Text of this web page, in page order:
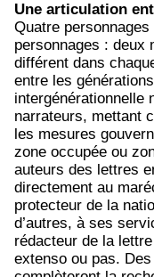
Une articulation
Quatre personnages
personnages : deux
différent dans
entre les
intergénérationnelle
narrateurs, mettant
les mesures
zone occupée ou
auteurs des lettres
directement au
protecteur de la
d’autres, à ses
rédacteur de la
extenso ou pas.